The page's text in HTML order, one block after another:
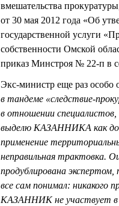
вмешательства
от 30 мая 2012 года «Об
государственной услуги
собственности Омской
приказ Минстроя № 22-п в
Экс-министр еще раз
в тандеме «следствие-
в отношении
выделю КАЗАННИКА как
применение
неправильная трактовка.
продублирована
все сам понимал: никакого
КАЗАННИК не участвует в